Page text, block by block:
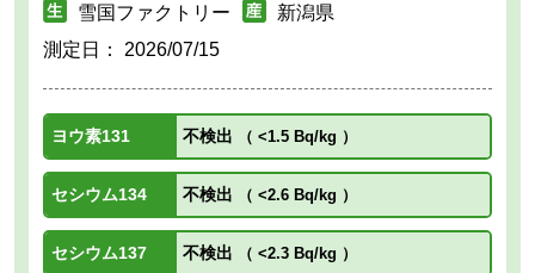
雪国ファクトリー
新潟県
測定日： 2026/07/15
ヨウ素131 不検出 （ <1.5 Bq/kg ）
セシウム134 不検出 （ <2.6 Bq/kg ）
セシウム137 不検出 （ <2.3 Bq/kg ）